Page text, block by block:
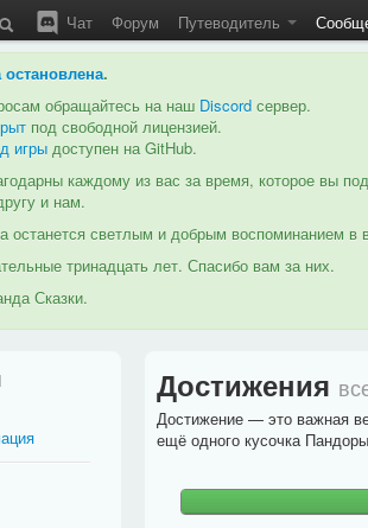
Чат Форум Путеводитель
остановлена.
обращайтесь на наш Discord сервер.
под свободной лицензией.
игры доступен на GitHub.
каждому из вас за время, которое вы
и нам.
останется светлым и добрым воспоминанием
тринадцать лет. Спасибо вам за них.
Сказки.
Достижения
Достижение — это важная
ещё одного кусочка